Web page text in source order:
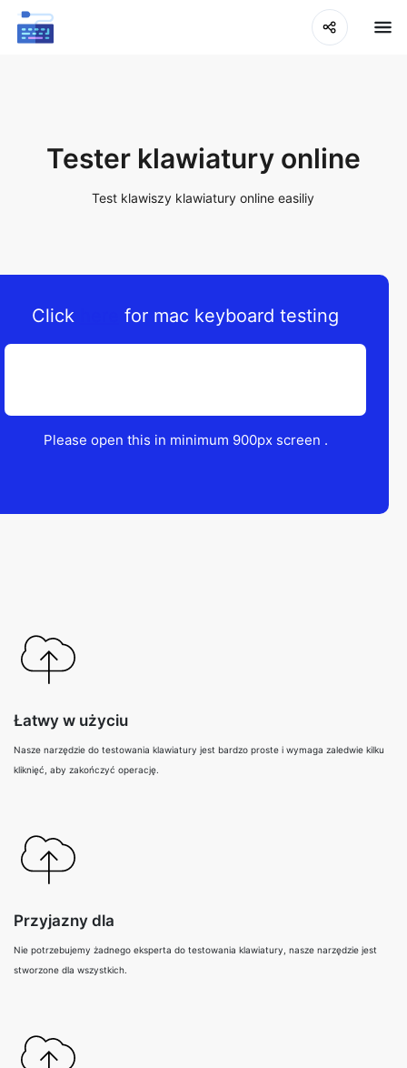
Tester klawiatury online
Test klawiszy klawiatury online easiliy
Click for mac keyboard testing
Please open this in minimum 900px screen .
Łatwy w użyciu
Nasze narzędzie do testowania klawiatury jest bardzo proste i wymaga zaledwie kilku
kliknięć, aby zakończyć operację.
Przyjazny dla
Nie potrzebujemy żadnego eksperta do testowania klawiatury, nasze narzędzie jest
stworzone dla wszystkich.